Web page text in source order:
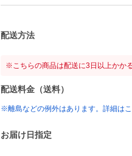
配送方法
※こちらの商品は配送に3日以上かか
配送料金（送料）
※離島などの例外はあります。詳細は
お届け日指定